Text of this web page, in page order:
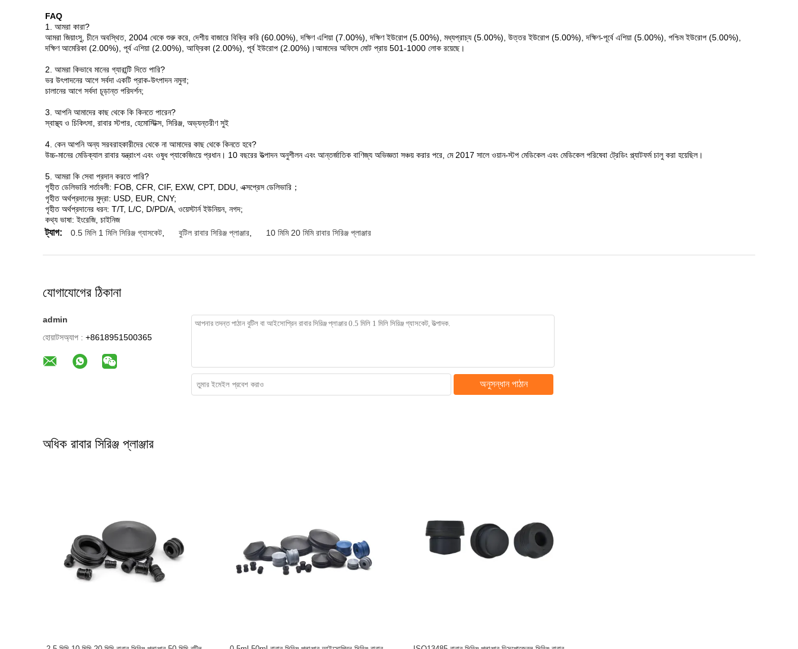
FAQ
1. আমরা কারা?
আমরা জিয়াংসু, চীনে অবস্থিত, 2004 থেকে শুরু করে, দেশীয় বাজারে বিক্রি করি (60.00%), দক্ষিণ এশিয়া (7.00%), দক্ষিণ ইউরোপ (5.00%), মধ্যপ্রাচ্য (5.00%), উত্তর ইউরোপ (5.00%), দক্ষিণ-পূর্বে এশিয়া (5.00%), পশ্চিম ইউরোপ (5.00%),
দক্ষিণ আমেরিকা (2.00%), পূর্ব এশিয়া (2.00%), আফ্রিকা (2.00%), পূর্ব ইউরোপ (2.00%)।আমাদের অফিসে মোট প্রায় 501-1000 লোক রয়েছে।
2. আমরা কিভাবে মানের গ্যারান্টি দিতে পারি?
ভর উৎপাদনের আগে সর্বদা একটি প্রাক-উৎপাদন নমুনা;
চালানের আগে সর্বদা চূড়ান্ত পরিদর্শন;
3. আপনি আমাদের কাছ থেকে কি কিনতে পারেন?
স্বাস্থ্য ও চিকিৎসা, রাবার স্টপার, হেমোস্টিক্স, সিরিঞ্জ, অভ্যন্তরীণ সুই
4. কেন আপনি অন্য সরবরাহকারীদের থেকে না আমাদের কাছ থেকে কিনতে হবে?
উচ্চ-মানের মেডিক্যাল রাবার যন্ত্রাংশ এবং ওষুধ প্যাকেজিংয়ে প্রধান। 10 বছরের উত্পাদন অনুশীলন এবং আন্তর্জাতিক বাণিজ্য অভিজ্ঞতা সঞ্চয় করার পরে, মে 2017 সালে ওয়ান-স্টপ মেডিকেল এবং মেডিকেল পরিষেবা ট্রেডিং প্ল্যাটফর্ম চালু করা হয়েছিল।
5. আমরা কি সেবা প্রদান করতে পারি?
গৃহীত ডেলিভারি শর্তাবলী: FOB, CFR, CIF, EXW, CPT, DDU, এক্সপ্রেস ডেলিভারি；
গৃহীত অর্থপ্রদানের মুদ্রা: USD, EUR, CNY;
গৃহীত অর্থপ্রদানের ধরন: T/T, L/C, D/PD/A, ওয়েস্টার্ন ইউনিয়ন, নগদ;
কথ্য ভাষা: ইংরেজি, চাইনিজ
ট্যাগ: 0.5 মিলি 1 মিলি সিরিঞ্জ গ্যাসকেট বুটিল রাবার সিরিঞ্জ প্লাঞ্জার 10 মিমি 20 মিমি রাবার সিরিঞ্জ প্লাঞ্জার
যোগাযোগের ঠিকানা
admin
হোয়াটসঅ্যাপ : +8618951500365
অনুসন্ধান পাঠান
অধিক রাবার সিরিঞ্জ প্লাঞ্জার